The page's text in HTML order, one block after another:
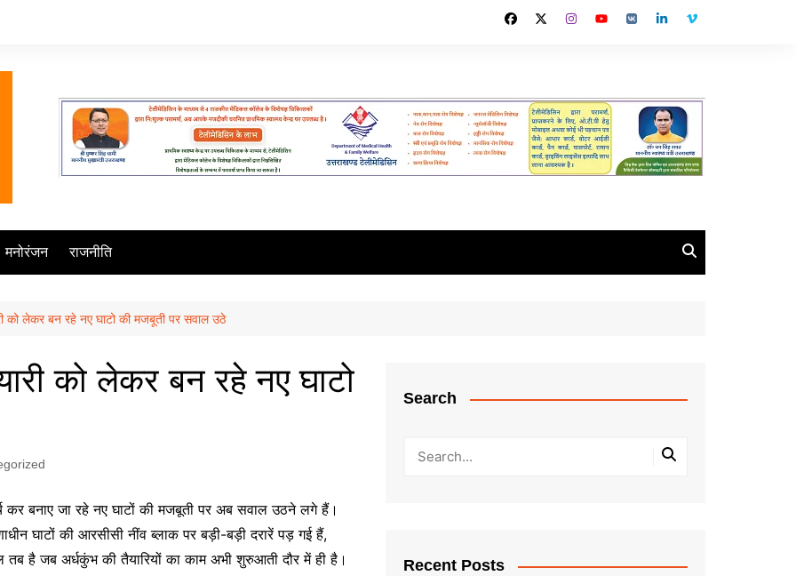
मनोरंजन राजनीति
को लेकर बन रहे नए घाटो की मजबूती पर सवाल उठे
को लेकर बन रहे नए घाटो
बनाए जा रहे नए घाटों की मजबूती पर अब सवाल उठने लगे हैं।
घाटों की आरसीसी नींव ब्लाक पर बड़ी-बड़ी दरारें पड़ गई हैं,
है जब अर्धकुंभ की तैयारियों का काम अभी शुरुआती दौर में ही है।
Search
Recent Posts